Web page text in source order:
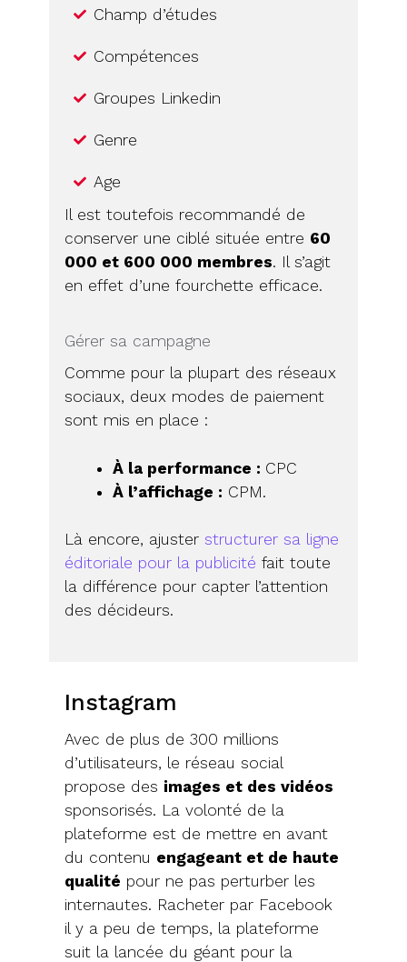
Champ d’études
Compétences
Groupes Linkedin
Genre
Age
Il est toutefois recommandé de
conserver une ciblé située entre 60
000 et 600 000 membres. Il s’agit
en effet d’une fourchette efficace.
Gérer sa campagne
Comme pour la plupart des réseaux
sociaux, deux modes de paiement
sont mis en place :
À la performance : CPC
À l’affichage : CPM.
Là encore, ajuster structurer sa ligne
éditoriale pour la publicité fait toute
la différence pour capter l’attention
des décideurs.
Instagram
Avec de plus de 300 millions
d’utilisateurs, le réseau social
propose des images et des vidéos
sponsorisés. La volonté de la
plateforme est de mettre en avant
du contenu engageant et de haute
qualité pour ne pas perturber les
internautes. Racheter par Facebook
il y a peu de temps, la plateforme
suit la lancée du géant pour la